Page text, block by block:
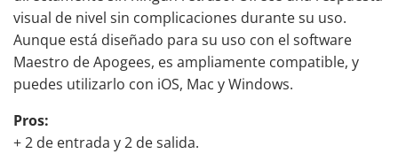
visual de nivel sin complicaciones durante su uso.
Aunque está diseñado para su uso con el software
Maestro de Apogees, es ampliamente compatible, y
puedes utilizarlo con iOS, Mac y Windows.
Pros:
+ 2 de entrada y 2 de salida.